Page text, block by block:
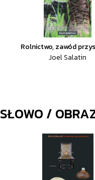
Rolnictwo, zawód
Joel Salatin
SŁOWO /